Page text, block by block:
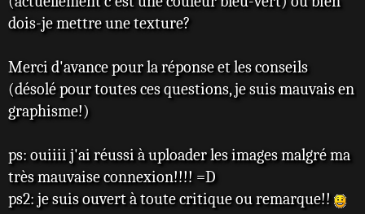
dois-je mettre une texture?
Merci d'avance pour la réponse et les conseils
(désolé pour toutes ces questions, je suis mauvais en
graphisme!)
ps: ouiiii j'ai réussi à uploader les images malgré ma
très mauvaise connexion!!!! =D
ps2: je suis ouvert à toute critique ou remarque!!